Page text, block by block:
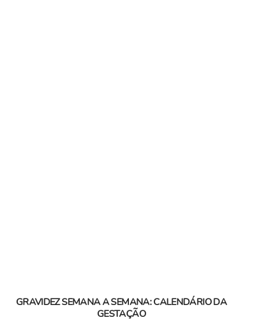
GRAVIDEZ SEMANA A SEMANA: CALENDÁRIO DA
GESTAÇÃO